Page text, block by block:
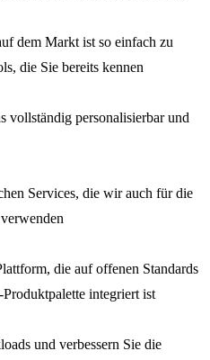
dem Markt ist so einfach zu
die Sie bereits kennen
vollständig personalisierbar und
Services, die wir auch für die
die auf offenen Standards
integriert ist
und verbessern Sie die